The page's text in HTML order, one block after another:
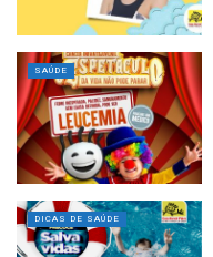
SAÚDE
DICAS DE SAÚDE